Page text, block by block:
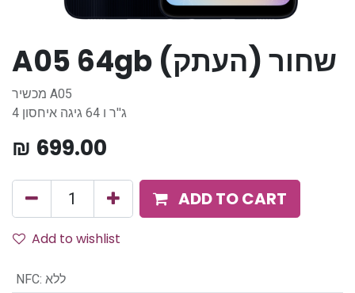
A05 64gb שחור (העתק)
מכשיר A05
4 ג''ר ו 64 גיגה איחסון
₪ 699.00
ADD TO CART
Add to wishlist
NFC: ללא